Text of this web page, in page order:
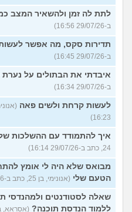
לתת לה זמן ולהשאיר המצב
ב-29/07/26 16:56)
תדירות סקס, מה אפשר
ב-29/07/26 16:45)
איבדתי את הבתולים על נערת
ב-29/07/26 16:34)
לעשות קרחת ולשים פאה
16:23)
איך להתמודד עם ההשלכות
24, כתב ב-29/07/26 16:14)
מבואס שלא היה לי אומץ
הטעם שלי (אנונימי, בן 25, כתב ב-29/07/26 16:05)
שאלה לסטודנטים ולמהנדסי
ללמוד הנדסת תוכנה?